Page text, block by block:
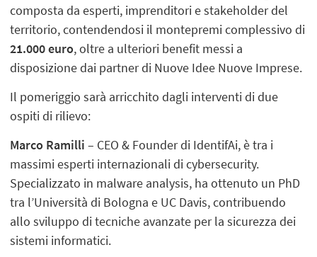
composta da esperti, imprenditori e stakeholder del
territorio, contendendosi il montepremi complessivo di
21.000 euro, oltre a ulteriori benefit messi a
disposizione dai partner di Nuove Idee Nuove Imprese.
Il pomeriggio sarà arricchito dagli interventi di due
ospiti di rilievo:
Marco Ramilli – CEO & Founder di IdentifAi, è tra i
massimi esperti internazionali di cybersecurity.
Specializzato in malware analysis, ha ottenuto un PhD
tra l’Università di Bologna e UC Davis, contribuendo
allo sviluppo di tecniche avanzate per la sicurezza dei
sistemi informatici.